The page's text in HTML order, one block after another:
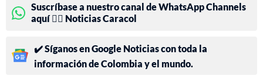
Suscríbase a nuestro canal de WhatsApp Channels
aquí 👉🏻 Noticias Caracol
✔️ Síganos en Google Noticias con toda la
información de Colombia y el mundo.